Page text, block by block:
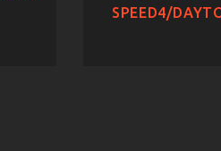
SPEED4/